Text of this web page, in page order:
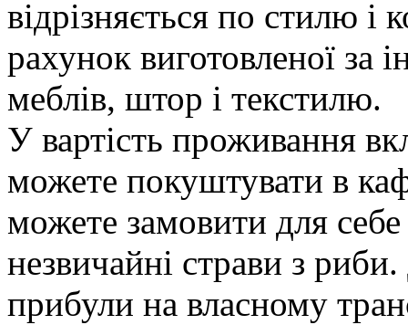
відрізняється по стилю і
рахунок виготовленої за
меблів, штор і текстилю.
У вартість проживання
можете покуштувати в
можете замовити для
незвичайні страви з риби.
прибули на власному